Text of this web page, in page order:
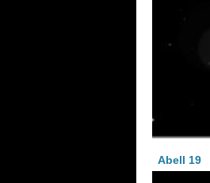
Abell 19